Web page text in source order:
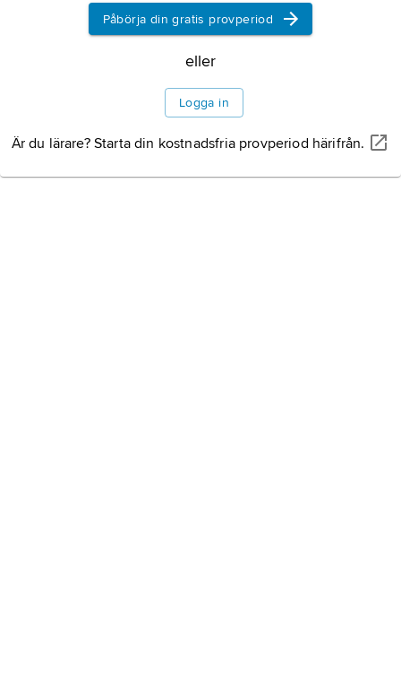
Information om artikeln
Påbörja din gratis provperiod
eller
Logga in
Är du lärare? Starta din kostnadsfria provperiod härifrån.